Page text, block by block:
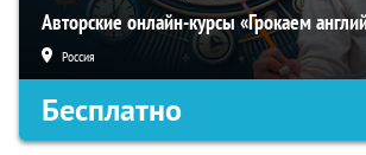
Авторские онлайн-курсы «Грокаем
Россия
Бесплатно